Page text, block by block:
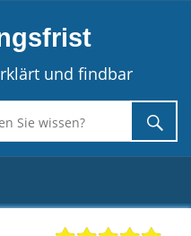
und findbar